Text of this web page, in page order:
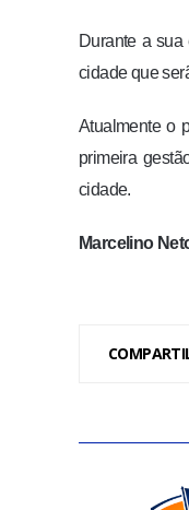
Durante a
cidade que
Atualmente o
primeira
cidade.
Marcelino